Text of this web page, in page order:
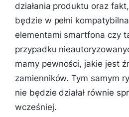
działania produktu oraz
będzie w pełni
elementami smartfona czy
przypadku
mamy pewności, jakie jest
zamienników. Tym samym
nie będzie działał równie
wcześniej.